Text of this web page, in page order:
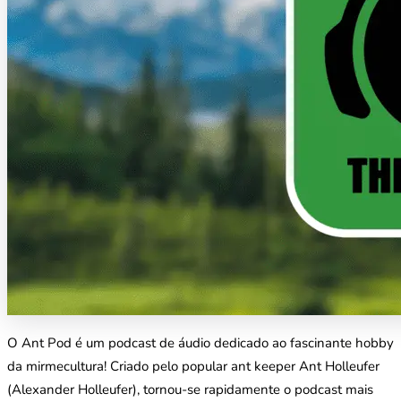
O Ant Pod é um podcast de áudio dedicado ao fascinante hobby
da mirmecultura! Criado pelo popular ant keeper Ant Holleufer
(Alexander Holleufer), tornou-se rapidamente o podcast mais